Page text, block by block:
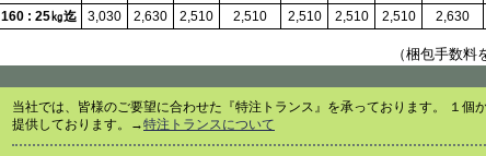
160 : 25㎏迄
3,030 2,630 2,510 2,510 2,510 2,510 2,510 2,630
（梱包手数料
当社では、皆様のご要望に合わせた『特注トランス』を承っております。 １個
提供しております。→特注トランスについて